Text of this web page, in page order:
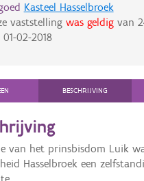
Kasteel Hasselbroek
vaststelling was geldigvan
01-02-2018
BESCHRIJVING
van het prinsbisdom Luik
Hasselbroek een